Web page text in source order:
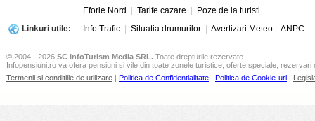
Eforie Nord
Tarife cazare
Poze de la turisti
Linkuri utile:
Info Trafic Situatia drumurilor Avertizari Meteo ANPC
© 2004 - 2026 SC InfoTurism Media SRL. Toate drepturile rezervate.
Infopensiuni.ro va ofera pensiuni si vile din toate zonele turistice, oferte speciale, rezervari
Termenii si conditiile de utilizare | Politica de Confidentialitate | Politica de Cookie-uri |